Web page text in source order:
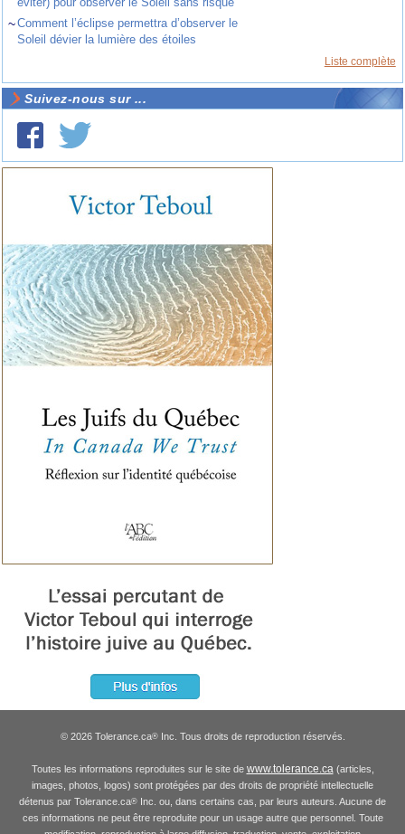
~Comment l’éclipse permettra d’observer le
Soleil dévier la lumière des étoiles
Liste complète
Suivez-nous sur ...
© 2026 Tolerance.ca®Inc. Tous droits de reproduction réservés.
Toutes les informations reproduites sur le site de www.tolerance.ca(articles,
images, photos, logos) sont protégées par des droits de propriété intellectuelle
détenus par Tolerance.ca® Inc. ou, dans certains cas, par leurs auteurs. Aucune de
ces informations ne peut être reproduite pour un usage autre que personnel. Toute